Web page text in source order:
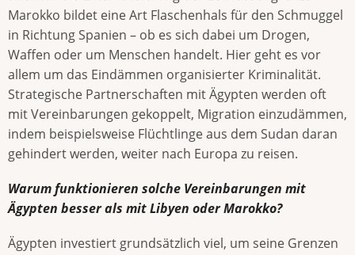
Marokko bildet eine Art Flaschenhals für den Schmuggel
in Richtung Spanien – ob es sich dabei um Drogen,
Waffen oder um Menschen handelt. Hier geht es vor
allem um das Eindämmen organisierter Kriminalität.
Strategische Partnerschaften mit Ägypten werden oft
mit Vereinbarungen gekoppelt, Migration einzudämmen,
indem beispielsweise Flüchtlinge aus dem Sudan daran
gehindert werden, weiter nach Europa zu reisen.
Warum funktionieren solche Vereinbarungen mit
Ägypten besser als mit Libyen oder Marokko?
Ägypten investiert grundsätzlich viel, um seine Grenzen